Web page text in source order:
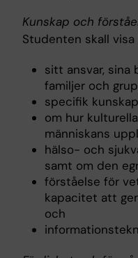
Kunskap och
Studenten skall visa
sitt ansvar, sina
familjer och
specifik
om hur
människans
hälso- och
samt om den
förståelse för
kapacitet att
och